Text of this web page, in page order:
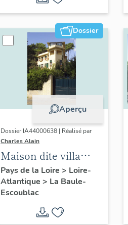
Dossier
Aperçu
Dossier IA44000638 | Réalisé par
Charles Alain
Maison dite villa
balnéaire Anto puis
La Corvette, 5
avenue des Gnomes
Pays de la Loire > Loire-
Atlantique > La Baule-
Escoublac